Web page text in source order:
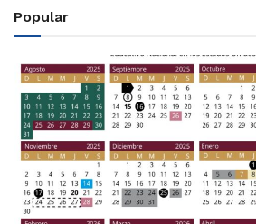
Popular